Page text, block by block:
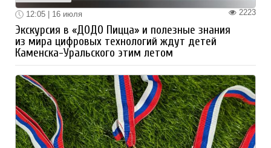
2223
12:05 | 16 июля
Экскурсия в «ДОДО Пицца» и полезные знания
из мира цифровых технологий ждут детей
Каменска-Уральского этим летом